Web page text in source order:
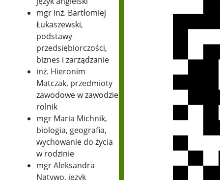
mgr inż. Bartłomiej
Łukaszewski,
podstawy
przedsiębiorczości,
biznes i zarządzanie
inż. Hieronim
Matczak, przedmioty
zawodowe w zawodzie
rolnik
mgr Maria Michnik,
biologia, geografia,
wychowanie do życia
w rodzinie
mgr Aleksandra
Natywo, język